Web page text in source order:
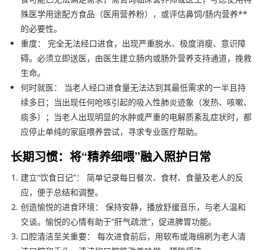
殊医学用途配方食品（医用营养粉），或评估鼻饲/肠内营养**
的必要性。
重度： 完全无法经口进食，出现严重脱水、极度消瘦、意识障
碍。必须立即送医，由医生建立肠内或肠外营养支持通道，挽救
生命。
何时就医： 当老人经口进食量无法达到其最低需求的一半且持
续多日；当出现任何呛咳引起的吸入性肺炎迹象（发热、咳嗽、
痰多）；当老人出现明显的水肿或严重的电解质紊乱症状时，都
应停止单纯的家庭喂养尝试，寻求专业医疗帮助。
长期习惯：将“精养细喂”融入照护日常
建立“饮食日记”： 简单记录每日餐次、食材、食量及老人的反
应，便于总结和调整。
创造愉悦的进食环境： 保持安静，播放舒缓音乐，与老人温和
交谈。愉悦的心情有助于“肝气疏泄”，促进脾胃功能。
口腔清洁至关重要： 每次进食前后，用软布或海绵刷为老人清